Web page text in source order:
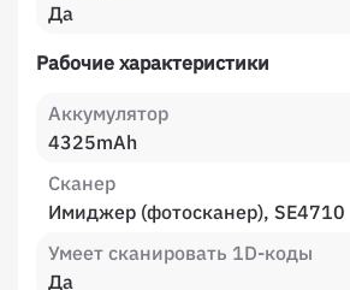
Да
Рабочие характеристики
Аккумулятор
4325mAh
Сканер
Имиджер (фотосканер), SE4710
Умеет сканировать 1D-коды
Да